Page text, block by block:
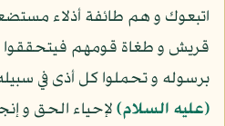
اتبعوك و هم طائفة أذلاء
قريش و طغاة قومهم فيتحققوا
برسوله و تحملوا كل أذى في
(عليه السلام)لإحياء الحق و